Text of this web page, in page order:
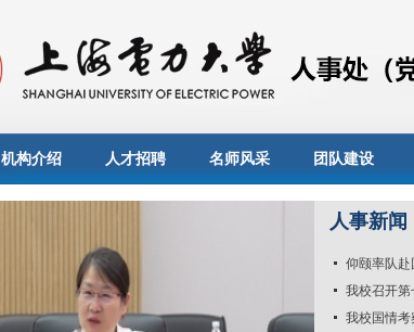
机构介绍 人才招聘 名师风采 团队建设
人事新闻
仰颐率队赴
我校召开第
我校国情考